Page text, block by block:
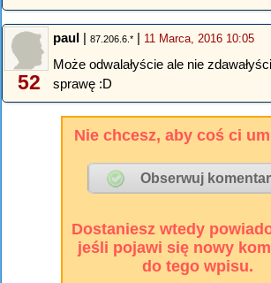
52
paul | 87.206.6.* | 11 Marca, 2016 10:05
Może odwalałyście ale nie
sprawę :D
Nie chcesz, aby coś ci
Dostaniesz wtedy
jeśli pojawi się nowy
do tego wpisu.